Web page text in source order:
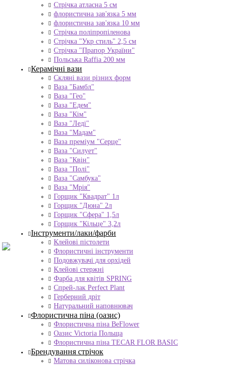
Стрічка атласна 5 см
флористична зав'язка 5 мм
флористична зав'язка 10 мм
Стрічка поліпропіленова
Стрічка "Укр стиль" 2,5 см
Стрічка "Прапор України"
Польська Raffia 200 мм
Керамічні вази
Скляні вази різних форм
Ваза "Бамбл"
Ваза "Гео"
Ваза "Едем"
Ваза "Кім"
Ваза "Леді"
Ваза "Мадам"
Ваза преміум "Серце"
Ваза "Силует"
Ваза "Квін"
Ваза "Полі"
Ваза "Самбука"
Ваза "Мрія"
Горщик "Квадрат" 1л
Горщик "Дюна" 2л
Горщик "Сфера" 1,5л
Горщик "Кільце" 3,2л
Інструменти/лаки/фарби
Клейові пістолети
Флористичні інструменти
Подовжувачі для орхідей
Клейові стержні
Фарба для квітів SPRING
Спрей-лак Perfect Plant
Герберний дріт
Натуральний наповнювач
Флористична піна (оазис)
Флористична піна BeFlower
Оазис Victoria Польща
Флористична піна TECAR FLOR BASIC
Брендування стрічок
Матова силіконова стрічка